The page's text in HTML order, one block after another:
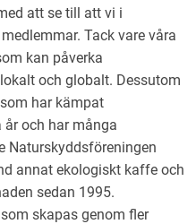
att se till att vi i
Tack vare våra
kan påverka
och globalt. Dessutom
har kämpat
och har många
Naturskyddsföreningen
annat ekologiskt kaffe och
sedan 1995.
skapas genom fler